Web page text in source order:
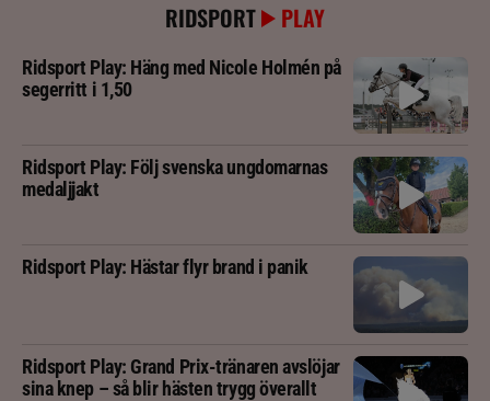
RIDSPORT PLAY
Ridsport Play: Häng med Nicole Holmén på
segerritt i 1,50
Ridsport Play: Följ svenska ungdomarnas
medaljjakt
Ridsport Play: Hästar flyr brand i panik
Ridsport Play: Grand Prix-tränaren avslöjar
sina knep – så blir hästen trygg överallt